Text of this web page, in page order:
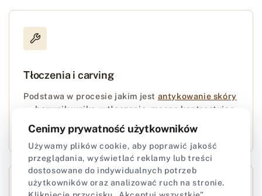
Tłoczenia i carving
Podstawa w procesie jakim jest antykowanie skóry
— barwnik wnika w tłoczenia, mocno kontrastując
Cenimy prywatność użytkowników
Używamy plików cookie, aby poprawić jakość
przeglądania, wyświetlać reklamy lub treści
dostosowane do indywidualnych potrzeb
użytkowników oraz analizować ruch na stronie.